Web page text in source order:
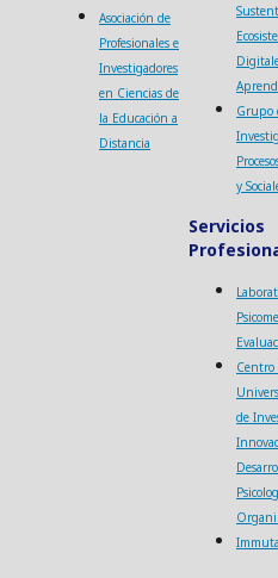
Asociación de
Profesionales e
Investigadores
en Ciencias de
la Educación a
Distancia
Grupo
y
Servicios
Centro
de